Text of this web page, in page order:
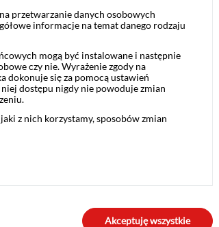
przetwarzanie danych osobowych
informacje na temat danego rodzaju
mogą być instalowane i następnie
czy nie. Wyrażenie zgody na
dokonuje się za pomocą ustawień
dostępu nigdy nie powoduje zmian
z nich korzystamy, sposobów zmian
Akceptuję wszystkie